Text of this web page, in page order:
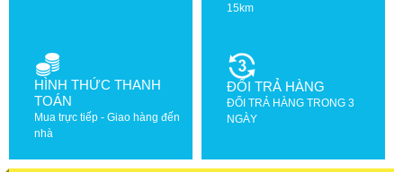
15km
HÌNH THỨC THANH
TOÁN
Mua trực tiếp - Giao hàng đến
nhà
ĐỔI TRẢ HÀNG
ĐỔI TRẢ HÀNG TRONG 3
NGÀY